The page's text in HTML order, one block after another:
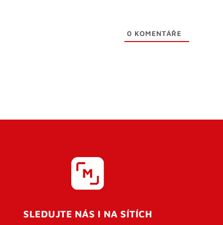
0 KOMENTÁŘE
SLEDUJTE NÁS I NA SÍTÍCH